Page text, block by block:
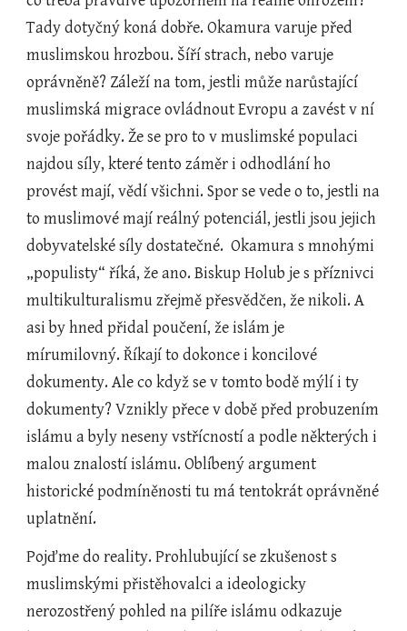
Tady dotyčný koná dobře. Okamura varuje před
muslimskou hrozbou. Šíří strach, nebo varuje
oprávněně? Záleží na tom, jestli může narůstající
muslimská migrace ovládnout Evropu a zavést v ní
svoje pořádky. Že se pro to v muslimské populaci
najdou síly, které tento záměr i odhodlání ho
provést mají, vědí všichni. Spor se vede o to, jestli na
to muslimové mají reálný potenciál, jestli jsou jejich
dobyvatelské síly dostatečné.  Okamura s mnohými
„populisty“ říká, že ano. Biskup Holub je s příznivci
multikulturalismu zřejmě přesvědčen, že nikoli. A
asi by hned přidal poučení, že islám je
mírumilovný. Říkají to dokonce i koncilové
dokumenty. Ale co když se v tomto bodě mýlí i ty
dokumenty? Vznikly přece v době před probuzením
islámu a byly neseny vstřícností a podle některých i
malou znalostí islámu. Oblíbený argument
historické podmíněnosti tu má tentokrát oprávněné
uplatnění.
Pojďme do reality. Prohlubující se zkušenost s
muslimskými přistěhovalci a ideologicky
nerozostřený pohled na pilíře islámu odkazuje